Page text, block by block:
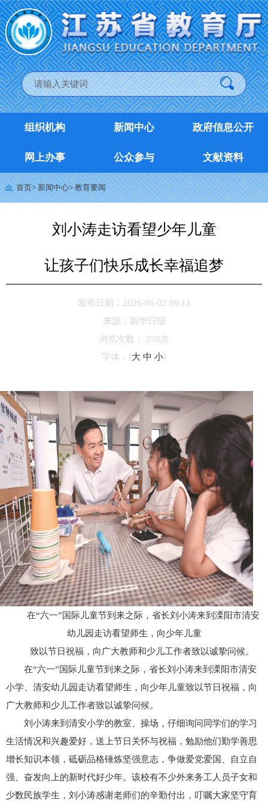
组织机构 新闻中心 政府信息公开
网上办事 公众参与 文献资料
首页>新闻中心>教育要闻
刘小涛走访看望少年儿童
让孩子们快乐成长幸福追梦
发布日期：2026-06-02 09:11
来源： 新华日报
浏览次数：
250次
字体： [大 中 小]
在“六一”国际儿童节到来之际，省长刘小涛来到溧阳市清安
幼儿园走访看望师生，向少年儿童
致以节日祝福，向广大教师和少儿工作者致以诚挚问候。
在“六一”国际儿童节到来之际，省长刘小涛来到溧阳市清安
小学、清安幼儿园走访看望师生，向少年儿童致以节日祝福，向
广大教师和少儿工作者致以诚挚问候。
刘小涛来到清安小学的教室、操场，仔细询问同学们的学习
生活情况和兴趣爱好，送上节日关怀与祝福，勉励他们勤学善思
增长知识本领，砥砺品格锤炼坚强意志，争做爱党爱国、自立自
强、奋发向上的新时代好少年。该校有不少外来务工人员子女和
少数民族学生，刘小涛感谢老师们的辛勤付出，叮嘱大家坚守育